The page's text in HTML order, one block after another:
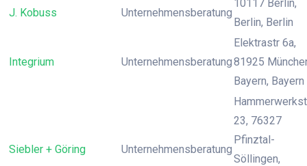
J. Kobuss Unternehmensberatung
10117 Berlin,
Berlin, Berlin
Integrium Unternehmensberatung
Elektrastr 6a,
81925
Bayern, Bayern
Siebler + Göring Unternehmensberatung
23, 76327
Pfinztal-
Söllingen,